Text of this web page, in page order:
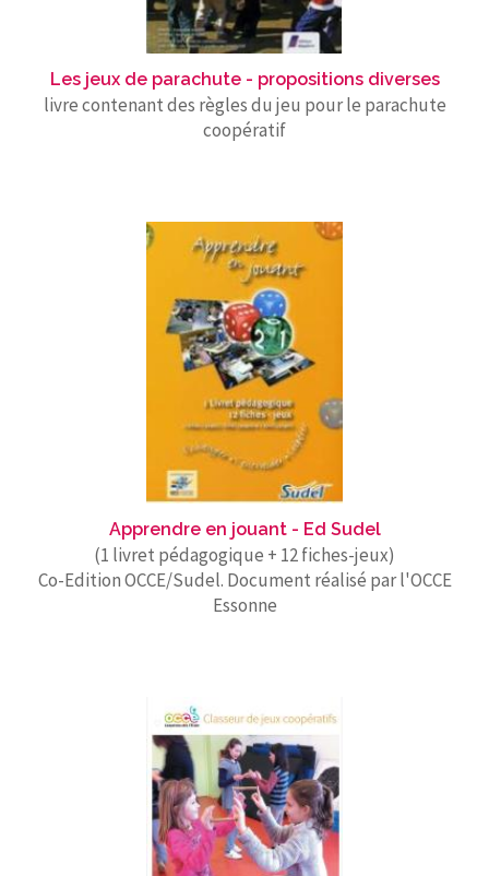
Les jeux de parachute - propositions diverses
livre contenant des règles du jeu pour le parachute
coopératif
Apprendre en jouant - Ed Sudel
(1 livret pédagogique + 12 fiches-jeux)
Co-Edition OCCE/Sudel. Document réalisé par l'OCCE
Essonne